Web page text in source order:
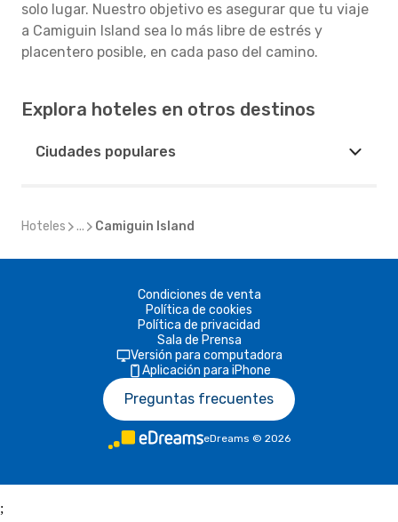
solo lugar. Nuestro objetivo es asegurar que tu viaje
a Camiguin Island sea lo más libre de estrés y
placentero posible, en cada paso del camino.
Explora hoteles en otros destinos
Ciudades populares
Hoteles ... Camiguin Island
Condiciones de venta
Política de cookies
Política de privacidad
Sala de Prensa
Versión para computadora
Aplicación para iPhone
Preguntas frecuentes
eDreams © 2026
;